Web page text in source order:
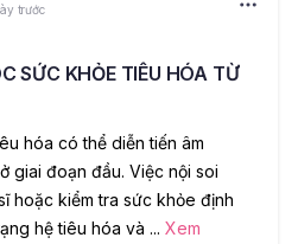
trước
SỨC KHỎE TIÊU HÓA TỪ
hóa có thể diễn tiến âm
giai đoạn đầu. Việc nội soi
hoặc kiểm tra sức khỏe định
hệ tiêu hóa và ... Xem